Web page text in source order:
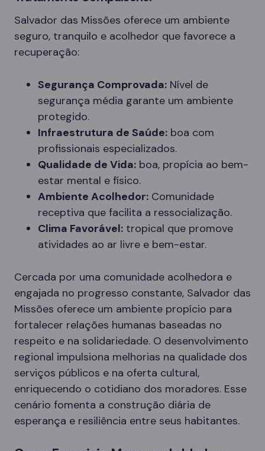
Salvador das Missões oferece um ambiente
seguro, tranquilo e acolhedor que favorece a
recuperação:
Segurança Comprovada: Nível de
segurança média garante um ambiente
protegido.
Infraestrutura de Saúde: boa com
profissionais especializados.
Qualidade de Vida: boa, propícia ao bem-
estar mental e físico.
Ambiente Acolhedor: Comunidade
receptiva que facilita a ressocialização.
Clima Favorável: tropical que promove
atividades ao ar livre e bem-estar.
Cercada por uma comunidade acolhedora e
engajada no progresso constante, Salvador das
Missões oferece um ambiente propício para
fortalecer relações humanas baseadas no
respeito e na solidariedade. O desenvolvimento
regional impulsiona melhorias na qualidade dos
serviços públicos e na oferta cultural,
enriquecendo o cotidiano dos moradores. Esse
cenário fomenta a construção diária de
esperança e resiliência entre seus habitantes.